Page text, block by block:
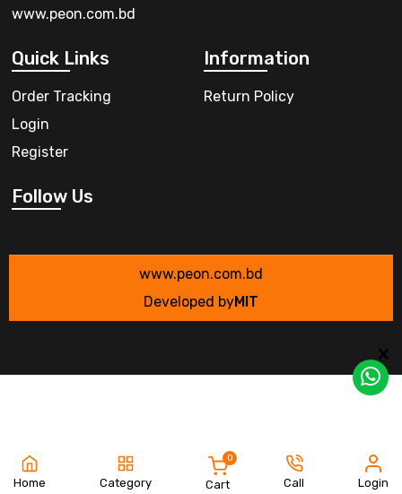
www.peon.com.bd
Quick Links
Order Tracking
Login
Register
Information
Return Policy
Follow Us
www.peon.com.bd
Developed byMIT
Home Category Cart
0
Call Login